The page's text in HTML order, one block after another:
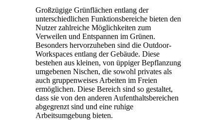
Großzügige Grünflächen entlang der
unterschiedlichen Funktionsbereiche bieten den
Nutzer zahlreiche Möglichkeiten zum
Verweilen und Entspannen im Grünen.
Besonders hervorzuheben sind die Outdoor-
Workspaces entlang der Gebäude. Diese
bestehen aus kleinen, von üppiger Bepflanzung
umgebenen Nischen, die sowohl privates als
auch gruppenweises Arbeiten im Freien
ermöglichen. Diese Bereich sind so gestaltet,
dass sie von den anderen Aufenthaltsbereichen
abgegrenzt sind und eine ruhige
Arbeitsumgebung bieten.